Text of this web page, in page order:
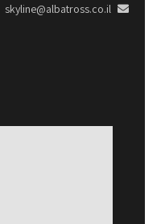
skyline@albatross.co.il